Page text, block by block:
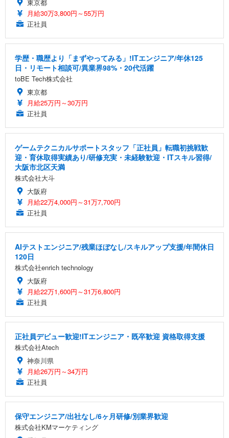
東京都
月給30万3,800円～55万円
正社員
学歴・職歴より「まずやってみる」!ITエンジニア/年休125
日・リモート相談可/異業界98%・20代活躍
toBE Tech株式会社
東京都
月給25万円～30万円
正社員
ゲームテクニカルサポートスタッフ「正社員」転職初挑戦歓
迎・育休取得実績あり/研修充実・未経験歓迎・ITスキル習得/
大阪市北区天満
株式会社大斗
大阪府
月給22万4,000円～31万7,700円
正社員
AIテストエンジニア/残業ほぼなし/スキルアップ支援/年間休日
120日
株式会社enrich technology
大阪府
月給22万1,600円～31万6,800円
正社員
正社員デビュー歓迎!ITエンジニア・既卒歓迎 資格取得支援
株式会社Atech
神奈川県
月給26万円～34万円
正社員
保守エンジニア/出社なし/6ヶ月研修/別業界歓迎
株式会社KMマーケティング